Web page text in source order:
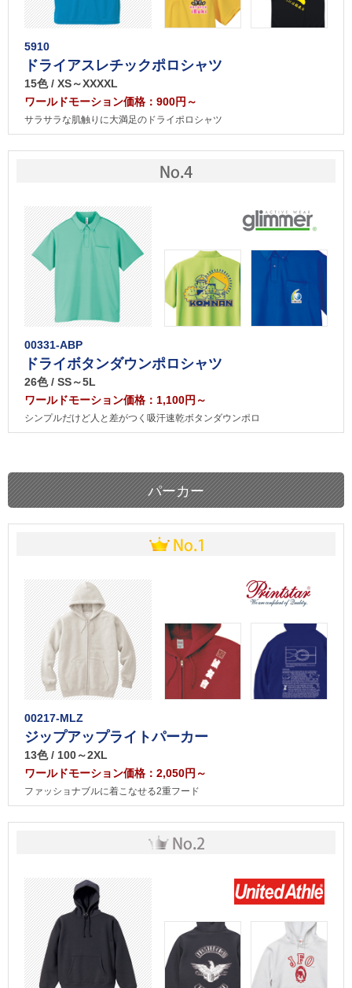
5910
ドライアスレチックポロシャツ
15色 / XS～XXXXL
ワールドモーション価格：900円～
サラサラな肌触りに大満足のドライポロシャツ
00331-ABP
ドライボタンダウンポロシャツ
26色 / SS～5L
ワールドモーション価格：1,100円～
シンプルだけど人と差がつく吸汗速乾ボタンダウンポロ
パーカー
00217-MLZ
ジップアップライトパーカー
13色 / 100～2XL
ワールドモーション価格：2,050円～
ファッショナブルに着こなせる2重フード